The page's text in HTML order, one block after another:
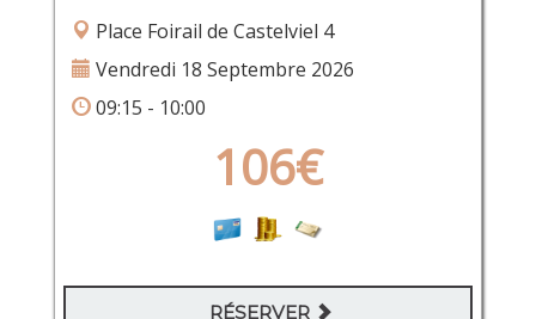
Place Foirail de Castelviel 4
Vendredi 18 Septembre 2026
09:15 - 10:00
106€
RÉSERVER